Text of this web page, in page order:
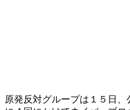
原発反対グループは１５日